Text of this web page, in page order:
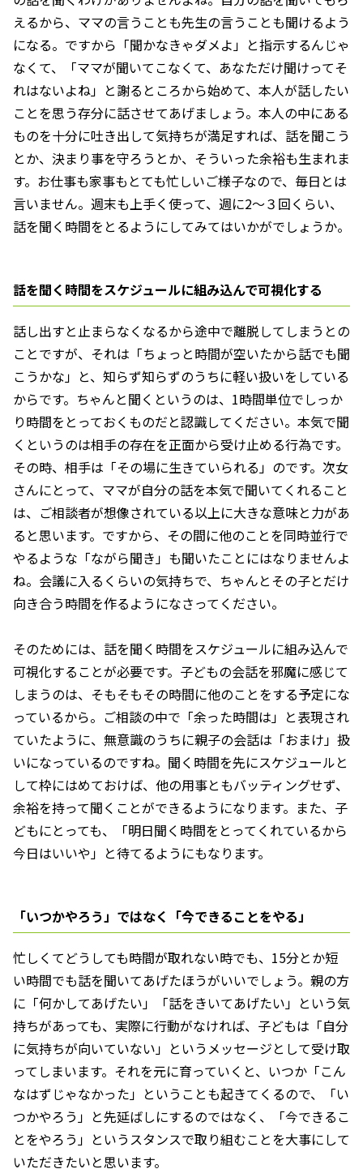
えるから、ママの言うことも先生の言うことも聞けるよう
になる。ですから「聞かなきゃダメよ」と指示するんじゃ
なくて、「ママが聞いてこなくて、あなただけ聞けってそ
れはないよね」と謝るところから始めて、本人が話したい
ことを思う存分に話させてあげましょう。本人の中にある
ものを十分に吐き出して気持ちが満足すれば、話を聞こう
とか、決まり事を守ろうとか、そういった余裕も生まれま
す。お仕事も家事もとても忙しいご様子なので、毎日とは
言いません。週末も上手く使って、週に2～３回くらい、
話を聞く時間をとるようにしてみてはいかがでしょうか。
話を聞く時間をスケジュールに組み込んで可視化する
話し出すと止まらなくなるから途中で離脱してしまうとの
ことですが、それは「ちょっと時間が空いたから話でも聞
こうかな」と、知らず知らずのうちに軽い扱いをしている
からです。ちゃんと聞くというのは、1時間単位でしっか
り時間をとっておくものだと認識してください。本気で聞
くというのは相手の存在を正面から受け止める行為です。
その時、相手は「その場に生きていられる」のです。次女
さんにとって、ママが自分の話を本気で聞いてくれること
は、ご相談者が想像されている以上に大きな意味と力があ
ると思います。ですから、その間に他のことを同時並行で
やるような「ながら聞き」も聞いたことにはなりませんよ
ね。会議に入るくらいの気持ちで、ちゃんとその子とだけ
向き合う時間を作るようになさってください。
そのためには、話を聞く時間をスケジュールに組み込んで
可視化することが必要です。子どもの会話を邪魔に感じて
しまうのは、そもそもその時間に他のことをする予定にな
っているから。ご相談の中で「余った時間は」と表現され
ていたように、無意識のうちに親子の会話は「おまけ」扱
いになっているのですね。聞く時間を先にスケジュールと
して枠にはめておけば、他の用事ともバッティングせず、
余裕を持って聞くことができるようになります。また、子
どもにとっても、「明日聞く時間をとってくれているから
今日はいいや」と待てるようにもなります。
「いつかやろう」ではなく「今できることをやる」
忙しくてどうしても時間が取れない時でも、15分とか短
い時間でも話を聞いてあげたほうがいいでしょう。親の方
に「何かしてあげたい」「話をきいてあげたい」という気
持ちがあっても、実際に行動がなければ、子どもは「自分
に気持ちが向いていない」というメッセージとして受け取
ってしまいます。それを元に育っていくと、いつか「こん
なはずじゃなかった」ということも起きてくるので、「い
つかやろう」と先延ばしにするのではなく、「今できるこ
とをやろう」というスタンスで取り組むことを大事にして
いただきたいと思います。